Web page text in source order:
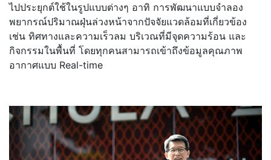
ไปประยุกต์ใช้ในรูปแบบต่างๆ อาทิ การพัฒนาแบบจำลอง
พยากรณ์ปริมาณฝุ่นล่วงหน้าจากปัจจัยแวดล้อมที่เกี่ยวข้อง
เช่น ทิศทางและความเร็วลม บริเวณที่มีจุดความร้อน และ
กิจกรรมในพื้นที่ โดยทุกคนสามารถเข้าถึงข้อมูลคุณภาพ
อากาศแบบ Real-time